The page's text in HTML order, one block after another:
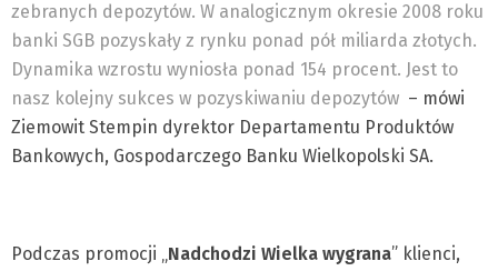
zebranych depozytów. W analogicznym okresie 2008 roku
banki SGB pozyskały z rynku ponad pół miliarda złotych.
Dynamika wzrostu wyniosła ponad 154 procent. Jest to
nasz kolejny sukces w pozyskiwaniu depozytów – mówi
Ziemowit Stempin dyrektor Departamentu Produktów
Bankowych, Gospodarczego Banku Wielkopolski SA.
Podczas promocji „Nadchodzi Wielka wygrana” klienci,